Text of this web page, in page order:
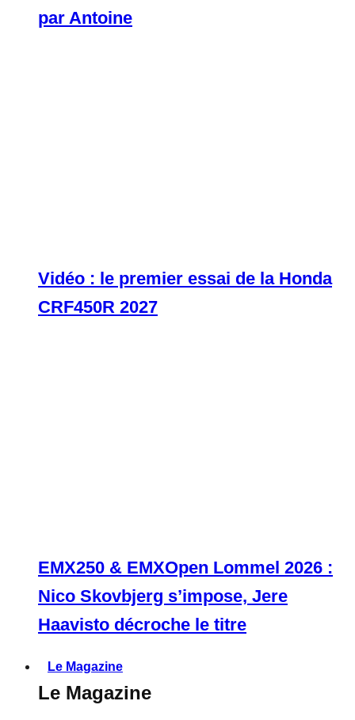
par Antoine
Vidéo : le premier essai de la Honda
CRF450R 2027
EMX250 & EMXOpen Lommel 2026 :
Nico Skovbjerg s’impose, Jere
Haavisto décroche le titre
Le Magazine
Le Magazine